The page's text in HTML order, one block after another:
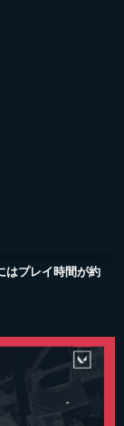
はプレイ時間が約